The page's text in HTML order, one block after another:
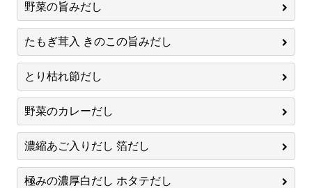
野菜の旨みだし
たもぎ茸入 きのこの旨みだし
とり枯れ節だし
野菜のカレーだし
濃縮あご入りだし 箔だし
極みの濃厚白だし ホタテだし